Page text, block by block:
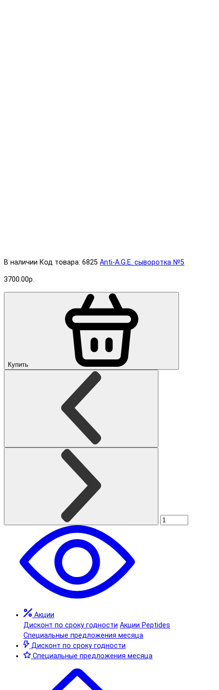
В наличии Код товара: 6825 Anti-A.G.E. cыворотка №5
3700.00р.
Купить
Акции
Дисконт по сроку годности Акции Peptides
Специальные предложения месяца
Дисконт по сроку годности
Специальные предложения месяца